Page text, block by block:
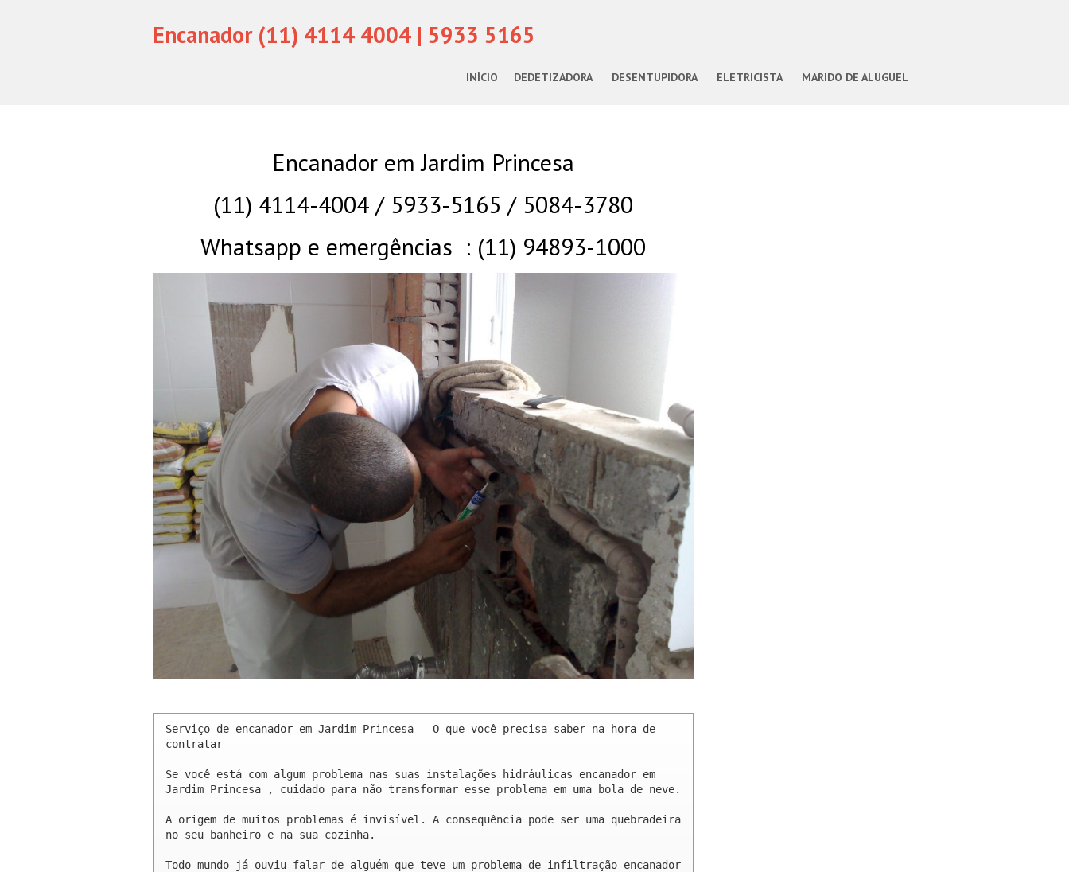
Encanador (11) 4114 4004 | 5933 5165
INÍCIO DEDETIZADORA DESENTUPIDORA ELETRICISTA MARIDO DE ALUGUEL
Encanador em Jardim Princesa
(11) 4114-4004 / 5933-5165 / 5084-3780
Whatsapp e emergências : (11) 94893-1000
Serviço de encanador em Jardim Princesa - O que você precisa saber na hora de
contratar
Se você está com algum problema nas suas instalações hidráulicas encanador em
Jardim Princesa , cuidado para não transformar esse problema em uma bola de neve.
A origem de muitos problemas é invisível. A consequência pode ser uma quebradeira
no seu banheiro e na sua cozinha.
Todo mundo já ouviu falar de alguém que teve um problema de infiltração encanador